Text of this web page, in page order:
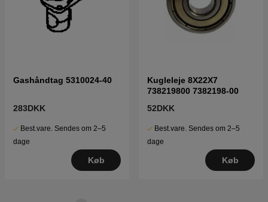
Gashåndtag 5310024-40
283DKK
Best.vare. Sendes om 2–5
dage
Køb
Kugleleje 8X22X7
738219800 7382198-00
52DKK
Best.vare. Sendes om 2–5
dage
Køb